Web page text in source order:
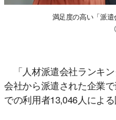
満足度の高い「派
「人材派遣会社ランキ
会社から派遣された企業
での利用者13,046人による